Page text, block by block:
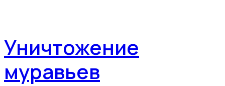
Уничтожение
муравьев